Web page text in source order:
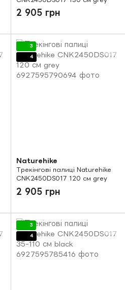
2 905 грн
3
4
Naturehike
Трекінгові палиці Naturehike
CNK2450DS017 120 см grey
2 905 грн
3
4